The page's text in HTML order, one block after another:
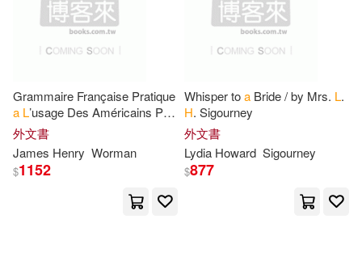
Ironside(90)
Hinkle(89) M.(89)
Mark L.(89) P. L.(89)
時報出版(32)
CRC Pr I Llc(31)
Continuum Intl Pub Group(31)
Grammaire Française Pratique
a L’usage Des Américains Par
J.H. Worman, Et
Rougemont
外文書
James Henry Worman
$1152
Whisper toa Bride / by Mrs. L.
H. Sigourney
外文書
Lydia Howard Sigourney
$877